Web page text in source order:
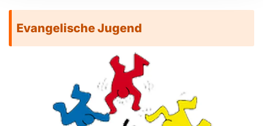
Evangelische Jugend